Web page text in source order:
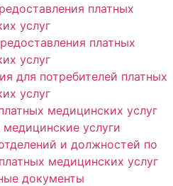
платных
услуг
платных
услуг
для потребителей платных
услуг
медицинских услуг
услуги
и должностей по
медицинских услуг
документы